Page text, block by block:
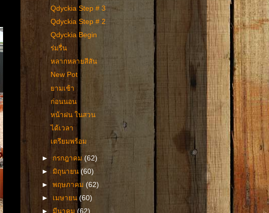
Qdyckia Step # 3
Qdyckia Step # 2
Qdyckia Begin
ร่มรื่น
หลากหลายสีสัน
New Pot
ยามเช้า
ก่อนนอน
หน้าฝน ในสวน
ได้เวลา
เตรียมพร้อม
► กรกฎาคม(62)
►มิถุนายน (60)
►พฤษภาคม(62)
► เมษายน(60)
►มีนาคม(62)